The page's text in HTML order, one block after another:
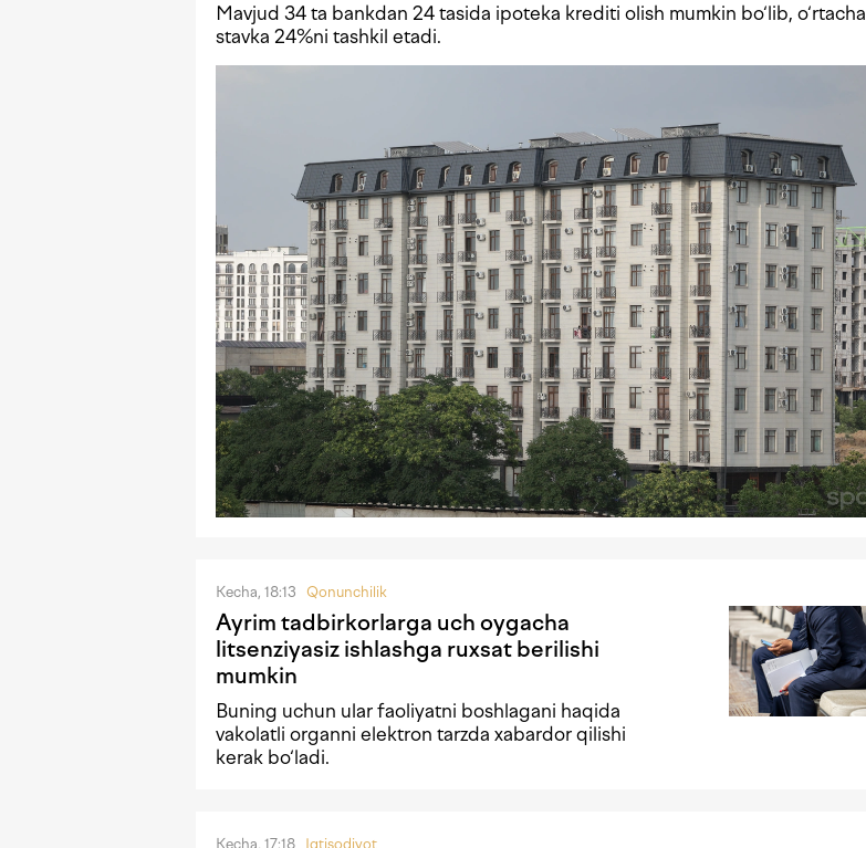
Mavjud 34 ta bankdan 24 tasida ipoteka krediti olish mumkin bo‘lib, o‘rtacha
stavka 24%ni tashkil etadi.
Kecha, 18:13 Qonunchilik
Ayrim tadbirkorlarga uch oygacha
litsenziyasiz ishlashga ruxsat berilishi
mumkin
Buning uchun ular faoliyatni boshlagani haqida
vakolatli organni elektron tarzda xabardor qilishi
kerak bo‘ladi.
Kecha, 17:18 Iqtisodiyot